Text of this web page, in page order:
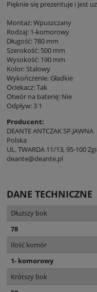
Pięknie się prezentuje i jest
Montaż: Wpuszczany
Rodzaj: 1-komorowy
Długość: 780 mm
Szerokość: 500 mm
Wysokość: 190 mm
Kolor: Stalowy
Wykończenie: Gładkie
Ociekacz: Tak
Otwór na baterię: Nie
Odpływ: 3 1
Producent:
DEANTE ANTCZAK SP.JAWNA
Polska
UL. TWARDA 11/13, 95-100
deante@deante.pl
DANE TECHNICZNE
Dłuższy bok
78
Ilość komór
1- komorowy
Krótszy bok